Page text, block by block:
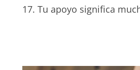
17. Tu apoyo significa